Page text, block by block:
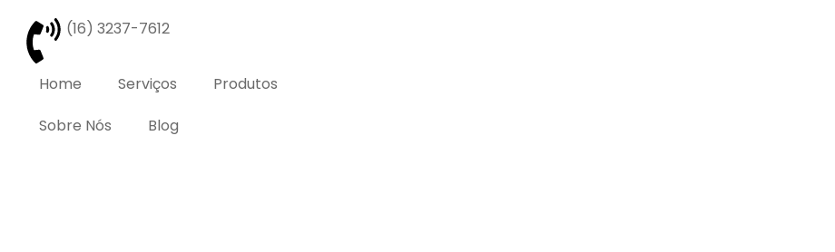
(16) 3237-7612
Home Serviços
Produtos
Sobre Nós
Blog